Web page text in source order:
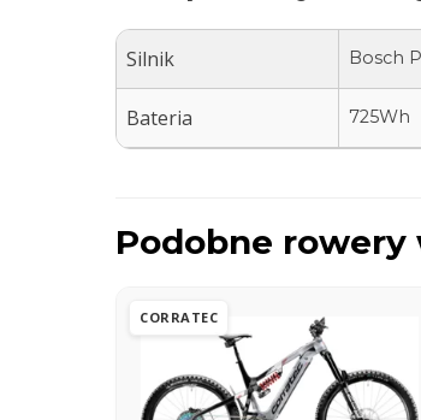
Silnik Bosch
Bateria 725Wh
Podobne rowery
CORRATEC